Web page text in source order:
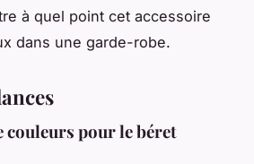
à quel point cet accessoire
dans une garde-robe.
couleurs pour le béret